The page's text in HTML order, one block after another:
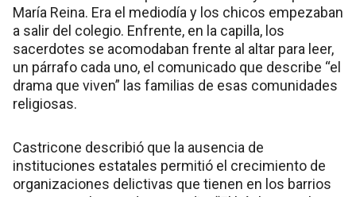
María Reina. Era el mediodía y los chicos empezaban
a salir del colegio. Enfrente, en la capilla, los
sacerdotes se acomodaban frente al altar para leer,
un párrafo cada uno, el comunicado que describe “el
drama que viven” las familias de esas comunidades
religiosas.
Castricone describió que la ausencia de
instituciones estatales permitió el crecimiento de
organizaciones delictivas que tienen en los barrios